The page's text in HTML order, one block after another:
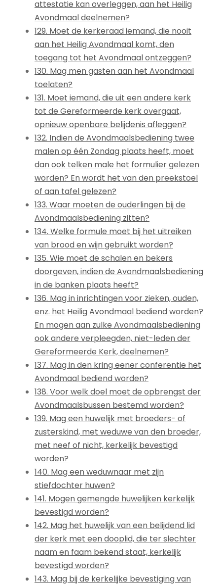
attestatie kan overleggen, aan het Heilig
Avondmaal deelnemen?
129. Moet de kerkeraad iemand, die nooit
aan het Heilig Avondmaal komt, den
toegang tot het Avondmaal ontzeggen?
130. Mag men gasten aan het Avondmaal
toelaten?
131. Moet iemand, die uit een andere kerk
tot de Gereformeerde kerk overgaat,
opnieuw openbare belijdenis afleggen?
132. Indien de Avondmaalsbediening twee
malen op één Zondag plaats heeft, moet
dan ook telken male het formulier gelezen
worden? En wordt het van den preekstoel
of aan tafel gelezen?
133. Waar moeten de ouderlingen bij de
Avondmaalsbediening zitten?
134. Welke formule moet bij het uitreiken
van brood en wijn gebruikt worden?
135. Wie moet de schalen en bekers
doorgeven, indien de Avondmaalsbediening
in de banken plaats heeft?
136. Mag in inrichtingen voor zieken, ouden,
enz. het Heilig Avondmaal bediend worden?
En mogen aan zulke Avondmaalsbediening
ook andere verpleegden, niet-leden der
Gereformeerde Kerk, deelnemen?
137. Mag in den kring eener conferentie het
Avondmaal bediend worden?
138. Voor welk doel moet de opbrengst der
Avondmaalsbussen bestemd worden?
139. Mag een huwelijk met broeders- of
zusterskind, met weduwe van den broeder,
met neef of nicht, kerkelijk bevestigd
worden?
140. Mag een weduwnaar met zijn
stiefdochter huwen?
141. Mogen gemengde huwelijken kerkelijk
bevestigd worden?
142. Mag het huwelijk van een belijdend lid
der kerk met een dooplid, die ter slechter
naam en faam bekend staat, kerkelijk
bevestigd worden?
143. Mag bij de kerkelijke bevestiging van